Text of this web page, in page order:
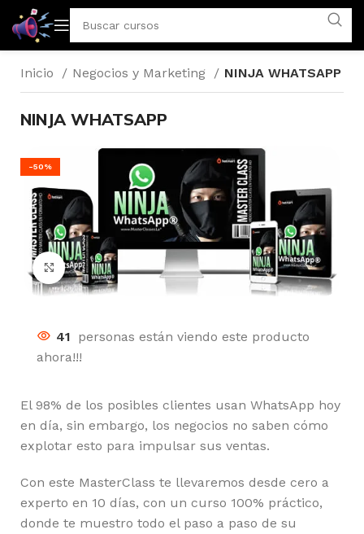
Inicio Negocios y Marketing NINJA WHATSAPP
NINJA WHATSAPP
-50%
Click to enlarge
41 personas están viendo este producto
ahora!!!
El 98% de los posibles clientes usan WhatsApp hoy
en día, sin embargo, los negocios no saben cómo
explotar esto para impulsar sus ventas.
Con este MasterClass te llevaremos desde cero a
experto en 10 días, con un curso 100% práctico,
donde te muestro todo el paso a paso de su